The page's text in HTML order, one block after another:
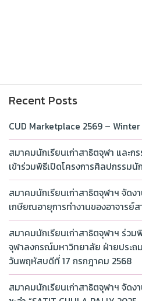
Recent Posts
CUD Marketplace 2569 –
สมาคมนักเรียนเก่าสาธิตจุฬา และก
เข้าร่วมพิธีเปิดโครงการศิลปกรรมนั
สมาคมนักเรียนเก่าสาธิตจุฬาฯ จัดง
เกษียณอายุการทำงานของอาจารย์
สมาคมนักเรียนเก่าสาธิตจุฬาฯ ร่วม
จุฬาลงกรณ์มหาวิทยาลัย ฝ่ายประถ
วันพฤหัสบดีที่ 17 กรกฎาคม 2568
สมาคมนักเรียนเก่าสาธิตจุฬาฯ จัด